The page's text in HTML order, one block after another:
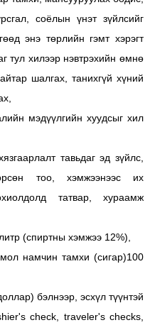
соёлын үнэт зүйлсийг
энэ төрлийн гэмт хэрэгт
тул хилээр нэвтрэхийн өмнө
шалгах, танихгүй хүний
мэдүүлгийн хуудсыг хил
тавьдаг эд зүйлс,
тоо, хэмжээнээс их
татвар, хураамж
(спиртны хэмжээ 12%),
намчин тамхи (сигар)100
бэлнээр, эсхүл түүнтэй
check, traveler's checks,